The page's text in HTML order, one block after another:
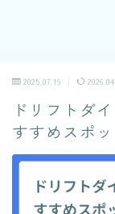
2025.07.19
ドリフトダ
すすめスポ